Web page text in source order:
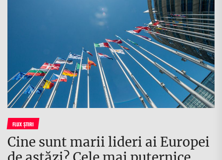
FLUX ȘTIRI
Cine sunt marii lideri ai Europei